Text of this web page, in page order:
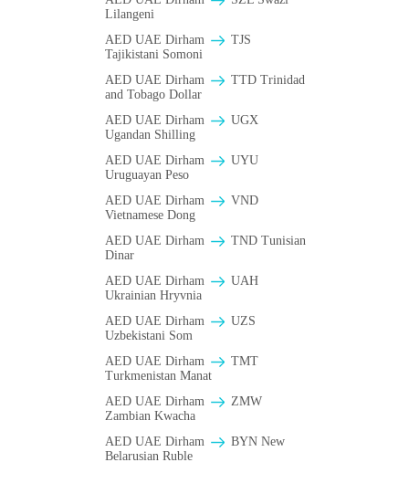
Lilangeni
AED UAE Dirham
TJS
Tajikistani Somoni
AED UAE Dirham
TTD Trinidad
and Tobago Dollar
AED UAE Dirham
UGX
Ugandan Shilling
AED UAE Dirham
UYU
Uruguayan Peso
AED UAE Dirham
VND
Vietnamese Dong
AED UAE Dirham
TND Tunisian
Dinar
AED UAE Dirham
UAH
Ukrainian Hryvnia
AED UAE Dirham
UZS
Uzbekistani Som
AED UAE Dirham
TMT
Turkmenistan Manat
AED UAE Dirham
ZMW
Zambian Kwacha
AED UAE Dirham
BYN New
Belarusian Ruble